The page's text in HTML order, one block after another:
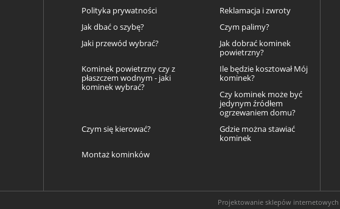
Polityka prywatności
Reklamacja i zwroty
Jak dbać o szybę?
Czym palimy?
Jaki przewód wybrać?
Jak dobrać kominek
powietrzny?
Kominek powietrzny czy z
płaszczem wodnym - jaki
kominek wybrać?
Ile będzie kosztował Mój
kominek?
Czy kominek może być
jedynym źródłem
ogrzewaniem domu?
Czym się kierować?
Gdzie można stawiać
kominek
Montaż kominków
Projektowanie sklepów internetowych